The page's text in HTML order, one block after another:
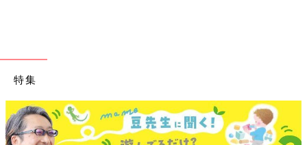
にいどゆうさん(@ineedyou31219)がシェアした投稿
＊画像の▶︎を押すと続きが見られます。
特集